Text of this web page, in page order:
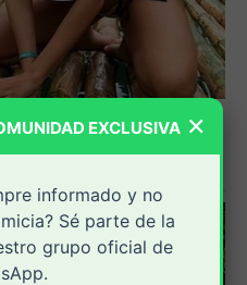
×
EXCLUSIVA
informado y no
Sé parte de la
grupo oficial de